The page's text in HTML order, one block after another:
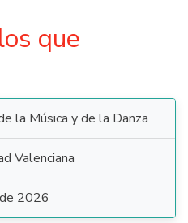
que
la Música y de la Danza
Valenciana
2026